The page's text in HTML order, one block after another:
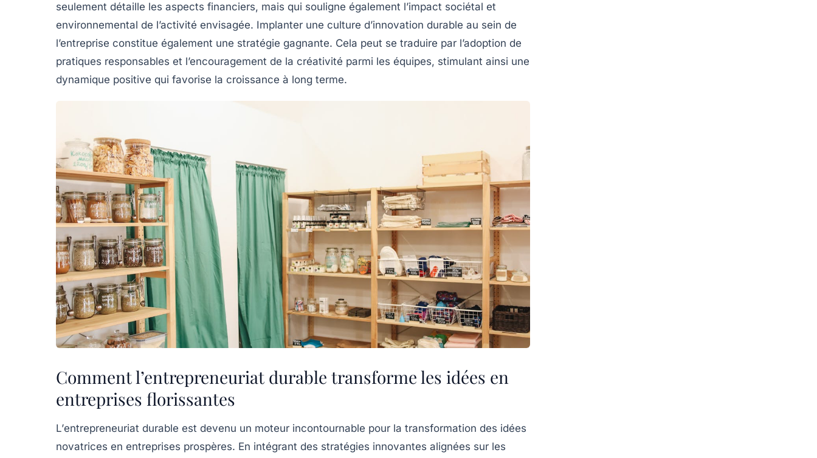
seulement détaille les aspects financiers, mais qui souligne également l’impact sociétal et
environnemental de l’activité envisagée. Implanter une culture d’innovation durable au sein de
l’entreprise constitue également une stratégie gagnante. Cela peut se traduire par l’adoption de
pratiques responsables et l’encouragement de la créativité parmi les équipes, stimulant ainsi une
dynamique positive qui favorise la croissance à long terme.
Comment l’entrepreneuriat durable transforme les idées en
entreprises florissantes
L’entrepreneuriat durable est devenu un moteur incontournable pour la transformation des idées
novatrices en entreprises prospères. En intégrant des stratégies innovantes alignées sur les